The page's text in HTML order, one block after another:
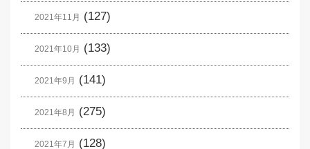
2021年11月 (127)
2021年10月 (133)
2021年9月 (141)
2021年8月 (275)
2021年7月 (128)